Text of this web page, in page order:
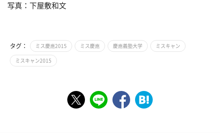
写真：下屋敷和文
タグ： ミス慶應2015 ミス慶應 慶應義塾大学 ミスキャン
ミスキャン2015